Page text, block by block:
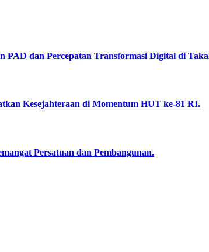
PAD dan Percepatan Transformasi Digital di
Kesejahteraan di Momentum HUT ke-81 RI.
Persatuan dan Pembangunan.